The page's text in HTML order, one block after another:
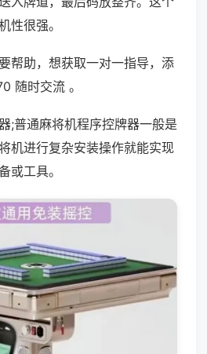
性很强。
帮助，想获取一对一指导，添
随时交流 。
;普通麻将机程序控牌器一般是
机进行复杂安装操作就能实现
或工具。